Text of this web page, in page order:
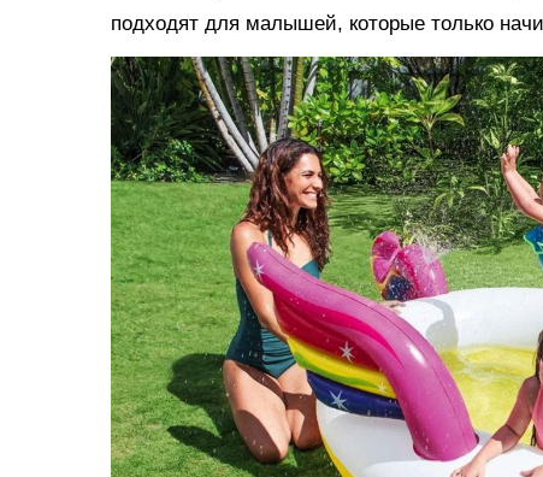
подходят для малышей, которые только